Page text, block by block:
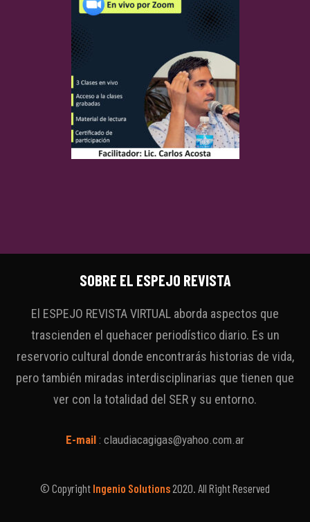
SOBRE EL ESPEJO REVISTA
El ESPEJO REVISTA VIRTUAL aborda aspectos que
trascienden el quehacer periodístico diario. Es un
reservorio cultural donde encontrarás historias de vida,
pero también miradas interdisciplinarias que tienen que
ver con la totalidad del SER y su entorno.
E-mail : claudiacagigas@yahoo.com.ar
© Copyright Ingenio Solutions 2020. All Right Reserved